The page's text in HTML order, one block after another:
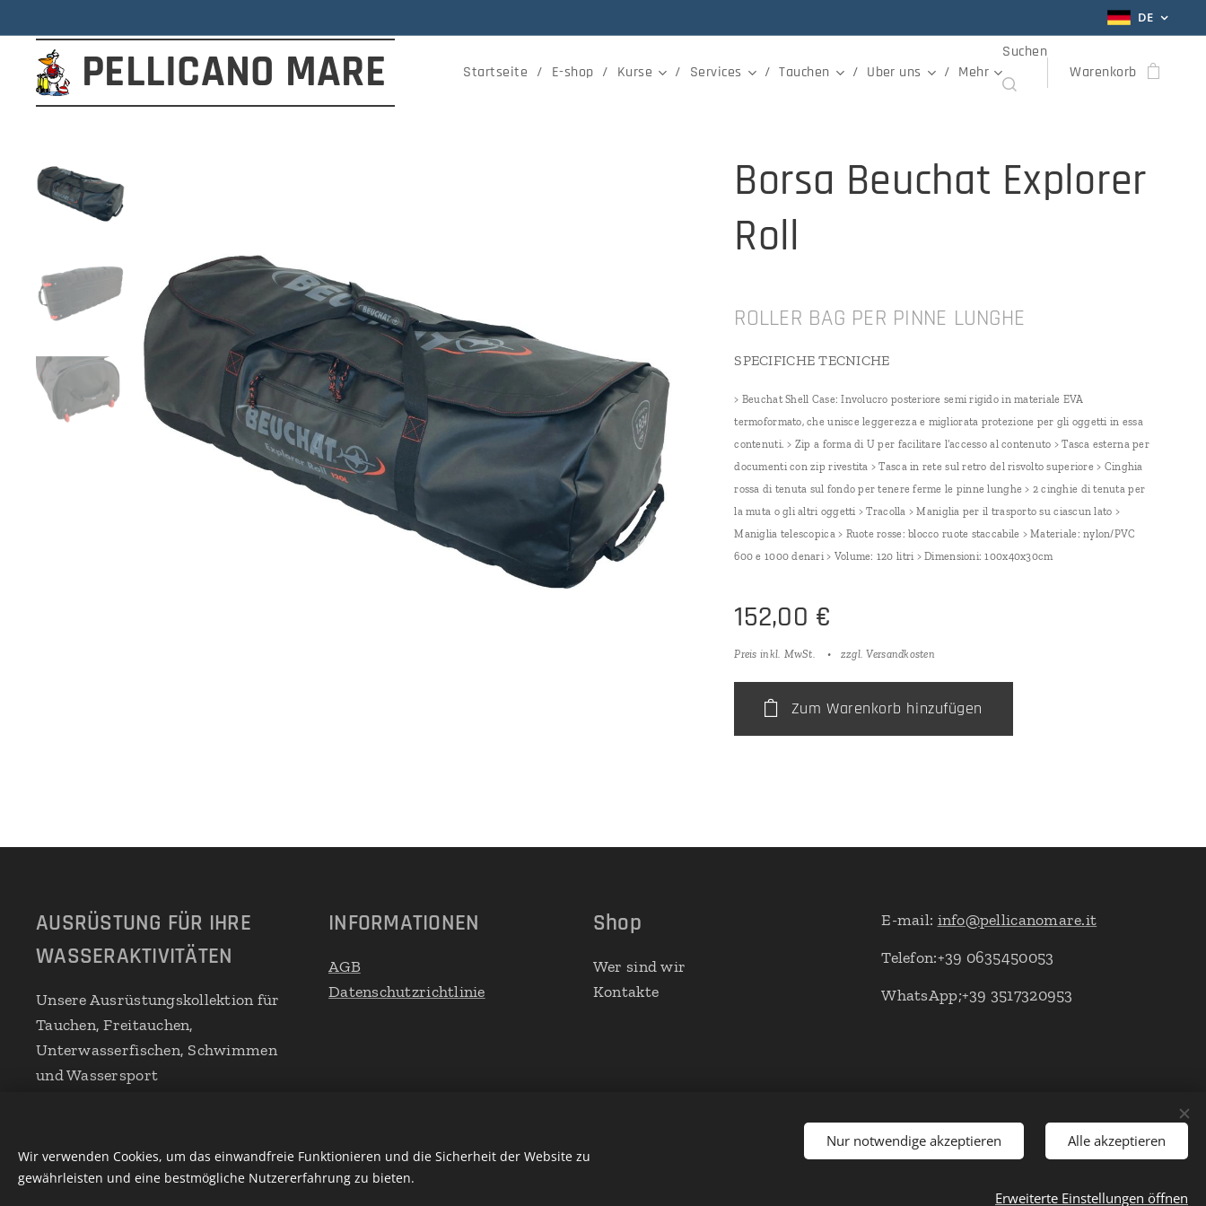
DE
PELLICANO MARE Startseite E-shop Kurse Services Tauchen Uber uns Mehr
Suchen
Warenkorb
Borsa Beuchat Explorer
Roll
ROLLER BAG PER PINNE LUNGHE
SPECIFICHE TECNICHE
> Beuchat Shell Case: Involucro posteriore semi rigido in materiale EVA
termoformato, che unisce leggerezza e migliorata protezione per gli oggetti in essa
contenuti. > Zip a forma di U per facilitare l’accesso al contenuto > Tasca esterna per
documenti con zip rivestita > Tasca in rete sul retro del risvolto superiore > Cinghia
rossa di tenuta sul fondo per tenere ferme le pinne lunghe > 2 cinghie di tenuta per
la muta o gli altri oggetti > Tracolla > Maniglia per il trasporto su ciascun lato >
Maniglia telescopica > Ruote rosse: blocco ruote staccabile > Materiale: nylon/PVC
600 e 1000 denari > Volume: 120 litri > Dimensioni: 100x40x30cm
152,00 €
Preis inkl. MwSt. zzgl. Versandkosten
Zum Warenkorb hinzufügen
AUSRÜSTUNG FÜR IHRE
WASSERAKTIVITÄTEN
Unsere Ausrüstungskollektion für
Tauchen, Freitauchen,
Unterwasserfischen, Schwimmen
und Wassersport
INFORMATIONEN
AGB
Datenschutzrichtlinie
Shop
Wer sind wir
Kontakte
E-mail: info@pellicanomare.it
Telefon:+39 0635450053
WhatsApp;+39 3517320953
Wir verwenden Cookies, um das einwandfreie Funktionieren und die Sicherheit der Website zu
gewährleisten und eine bestmögliche Nutzererfahrung zu bieten.
Nur notwendige akzeptieren Alle akzeptieren
Erweiterte Einstellungen öffnen